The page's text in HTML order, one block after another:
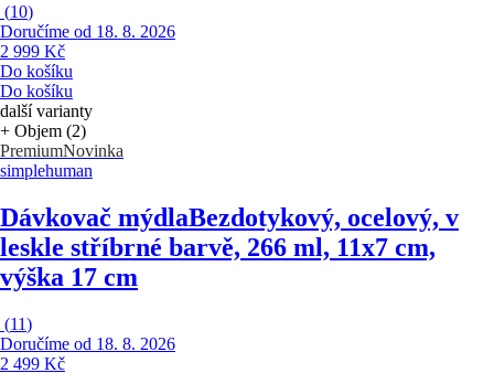
(10)
Doručíme od 18. 8. 2026
2 999 Kč
Do košíku
Do košíku
další varianty
+ Objem (2)
PremiumNovinka
simplehuman
Dávkovač mýdlaBezdotykový, ocelový, v
leskle stříbrné barvě, 266 ml, 11x7 cm,
výška 17 cm
(11)
Doručíme od 18. 8. 2026
2 499 Kč